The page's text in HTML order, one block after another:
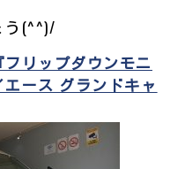
う(^^)/
フリップダウンモニ
エース グランドキャ